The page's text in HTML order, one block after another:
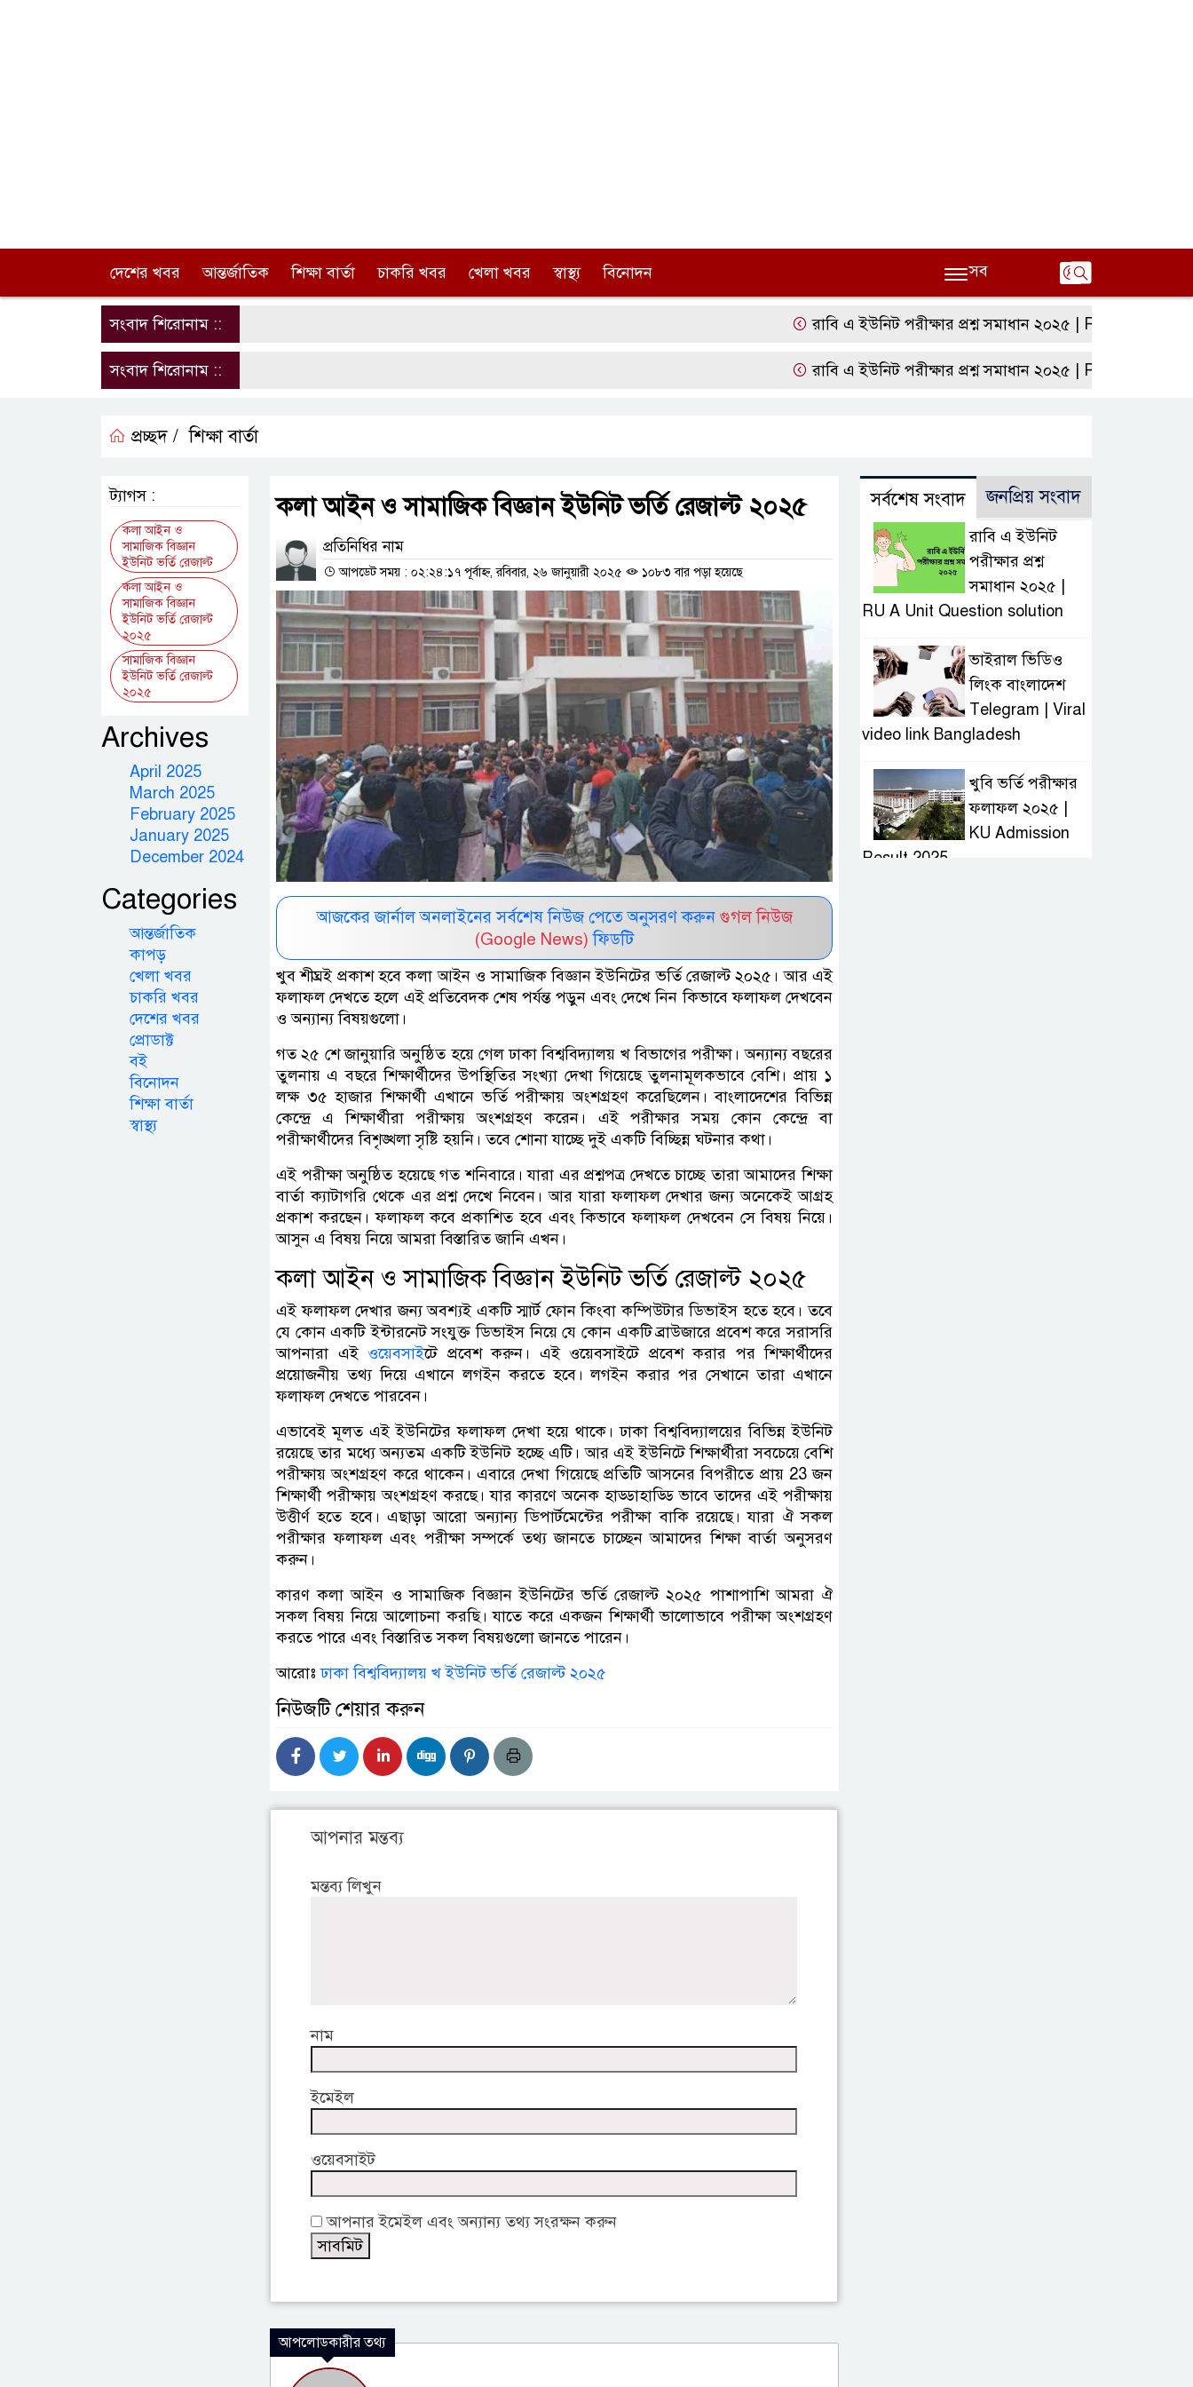
দেশের খবর আন্তর্জাতিক শিক্ষা বার্তা চাকরি খবর খেলা খবর স্বাস্থ্য বিনোদন সব
সংবাদ শিরোনাম :: রাবি এ ইউনিট পরীক্ষার প্রশ্ন সমাধান ২০২৫ | RU A Unit
সংবাদ শিরোনাম :: রাবি এ ইউনিট পরীক্ষার প্রশ্ন সমাধান ২০২৫ | RU A Unit
প্রচ্ছদ / শিক্ষা বার্তা
কলা আইন ও সামাজিক বিজ্ঞান ইউনিট ভর্তি রেজাল্ট ২০২৫
প্রতিনিধির নাম
আপডেট সময় : ০২:২৪:১৭ পূর্বাহ্ন, রবিবার, ২৬ জানুয়ারী ২০২৫ ১০৮৩ বার পড়া হয়েছে
আজকের জার্নাল অনলাইনের সর্বশেষ নিউজ পেতে অনুসরণ করুন গুগল নিউজ
(Google News) ফিডটি
খুব শীঘ্রই প্রকাশ হবে কলা আইন ও সামাজিক বিজ্ঞান ইউনিটের ভর্তি রেজাল্ট ২০২৫। আর এই
ফলাফল দেখতে হলে এই প্রতিবেদক শেষ পর্যন্ত পড়ুন এবং দেখে নিন কিভাবে ফলাফল দেখবেন
ও অন্যান্য বিষয়গুলো।
গত ২৫ শে জানুয়ারি অনুষ্ঠিত হয়ে গেল ঢাকা বিশ্ববিদ্যালয় খ বিভাগের পরীক্ষা। অন্যান্য বছরের
তুলনায় এ বছরে শিক্ষার্থীদের উপস্থিতির সংখ্যা দেখা গিয়েছে তুলনামূলকভাবে বেশি। প্রায় ১
লক্ষ ৩৫ হাজার শিক্ষার্থী এখানে ভর্তি পরীক্ষায় অংশগ্রহণ করেছিলেন। বাংলাদেশের বিভিন্ন
কেন্দ্রে এ শিক্ষার্থীরা পরীক্ষায় অংশগ্রহণ করেন। এই পরীক্ষার সময় কোন কেন্দ্রে বা
পরীক্ষার্থীদের বিশৃঙ্খলা সৃষ্টি হয়নি। তবে শোনা যাচ্ছে দুই একটি বিচ্ছিন্ন ঘটনার কথা।
এই পরীক্ষা অনুষ্ঠিত হয়েছে গত শনিবারে। যারা এর প্রশ্নপত্র দেখতে চাচ্ছে তারা আমাদের শিক্ষা
বার্তা ক্যাটাগরি থেকে এর প্রশ্ন দেখে নিবেন। আর যারা ফলাফল দেখার জন্য অনেকেই আগ্রহ
প্রকাশ করছেন। ফলাফল কবে প্রকাশিত হবে এবং কিভাবে ফলাফল দেখবেন সে বিষয় নিয়ে।
আসুন এ বিষয় নিয়ে আমরা বিস্তারিত জানি এখন।
কলা আইন ও সামাজিক বিজ্ঞান ইউনিট ভর্তি রেজাল্ট ২০২৫
এই ফলাফল দেখার জন্য অবশ্যই একটি স্মার্ট ফোন কিংবা কম্পিউটার ডিভাইস হতে হবে। তবে
যে কোন একটি ইন্টারনেট সংযুক্ত ডিভাইস নিয়ে যে কোন একটি ব্রাউজারে প্রবেশ করে সরাসরি
আপনারা এই ওয়েবসাইটে প্রবেশ করুন। এই ওয়েবসাইটে প্রবেশ করার পর শিক্ষার্থীদের
প্রয়োজনীয় তথ্য দিয়ে এখানে লগইন করতে হবে। লগইন করার পর সেখানে তারা এখানে
ফলাফল দেখতে পারবেন।
এভাবেই মূলত এই ইউনিটের ফলাফল দেখা হয়ে থাকে। ঢাকা বিশ্ববিদ্যালয়ের বিভিন্ন ইউনিট
রয়েছে তার মধ্যে অন্যতম একটি ইউনিট হচ্ছে এটি। আর এই ইউনিটে শিক্ষার্থীরা সবচেয়ে বেশি
পরীক্ষায় অংশগ্রহণ করে থাকেন। এবারে দেখা গিয়েছে প্রতিটি আসনের বিপরীতে প্রায় 23 জন
শিক্ষার্থী পরীক্ষায় অংশগ্রহণ করছে। যার কারণে অনেক হাড্ডাহাড্ডি ভাবে তাদের এই পরীক্ষায়
উত্তীর্ণ হতে হবে। এছাড়া আরো অন্যান্য ডিপার্টমেন্টের পরীক্ষা বাকি রয়েছে। যারা ঐ সকল
পরীক্ষার ফলাফল এবং পরীক্ষা সম্পর্কে তথ্য জানতে চাচ্ছেন আমাদের শিক্ষা বার্তা অনুসরণ
করুন।
কারণ কলা আইন ও সামাজিক বিজ্ঞান ইউনিটের ভর্তি রেজাল্ট ২০২৫ পাশাপাশি আমরা ঐ
সকল বিষয় নিয়ে আলোচনা করছি। যাতে করে একজন শিক্ষার্থী ভালোভাবে পরীক্ষা অংশগ্রহণ
করতে পারে এবং বিস্তারিত সকল বিষয়গুলো জানতে পারেন।
আরোঃঢাকা বিশ্ববিদ্যালয় খ ইউনিট ভর্তি রেজাল্ট ২০২৫
নিউজটি শেয়ার করুন
আপনার মন্তব্য
মন্তব্য লিখুন
নাম
ইমেইল
ওয়েবসাইট
আপনার ইমেইল এবং অন্যান্য তথ্য সংরক্ষন করুন
আপলোডকারীর তথ্য
ট্যাগস :
কলা আইন ও
সামাজিক বিজ্ঞান
ইউনিট ভর্তি রেজাল্ট
কলা আইন ও
সামাজিক বিজ্ঞান
ইউনিট ভর্তি রেজাল্ট
২০২৫
সামাজিক বিজ্ঞান
ইউনিট ভর্তি রেজাল্ট
২০২৫
Archives
April 2025
March 2025
February 2025
January 2025
December 2024
Categories
আন্তর্জাতিক
কাপড়
খেলা খবর
চাকরি খবর
দেশের খবর
প্রোডাক্ট
বই
বিনোদন
শিক্ষা বার্তা
স্বাস্থ্য
সর্বশেষ সংবাদ জনপ্রিয় সংবাদ
রাবি এ ইউনিট
পরীক্ষার প্রশ্ন
সমাধান ২০২৫ |
RU A Unit Question solution
ভাইরাল ভিডিও
লিংক বাংলাদেশ
Telegram | Viral
video link Bangladesh
খুবি ভর্তি পরীক্ষার
ফলাফল ২০২৫ |
KU Admission
Result 2025